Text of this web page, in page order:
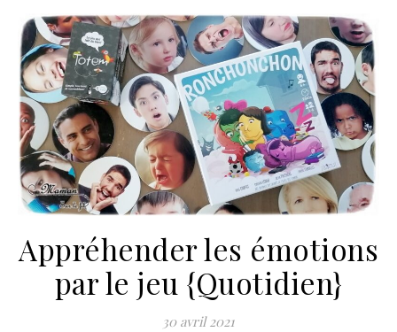
Appréhender les émotions
par le jeu {Quotidien}
30 avril 2021